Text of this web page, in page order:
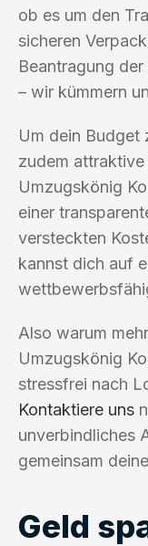
ob es um den
sicheren
Beantragung
– wir kümmern
Um dein Budget
zudem
Umzugskönig
einer
versteckten
kannst dich auf
Also warum
Umzugskönig
stressfrei nach
Kontaktiere uns
unverbindliches
gemeinsam
Geld